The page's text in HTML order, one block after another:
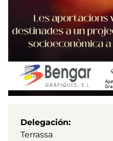
Delegación
Terrassa